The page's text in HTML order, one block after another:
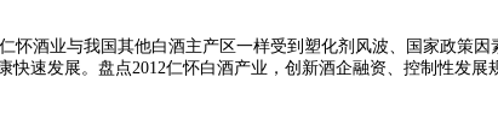
怀酒业与我国其他白酒主产区一样受到塑化剂风波、国家政策
速发展。盘点2012仁怀白酒产业，创新酒企融资、控制性发